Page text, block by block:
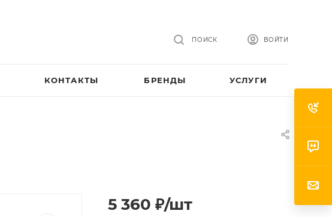
ВОЙТИ
ПОИСК
КОНТАКТЫ БРЕНДЫ УСЛУГИ
5 360 ₽/шт